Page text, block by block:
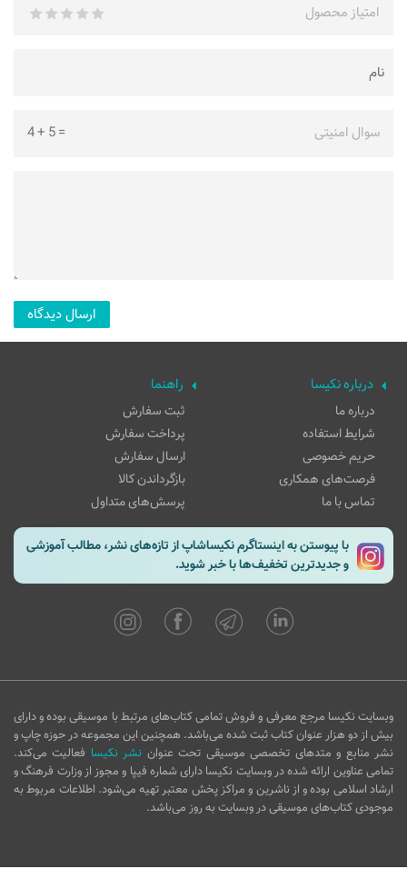
امتیاز محصول
سوال امنیتی =
5
+
4
درباره نکیسا
درباره ما
شرایط استفاده
حریم خصوصی
فرصت‌های همکاری
تماس با ما
راهنما
ثبت سفارش
پرداخت سفارش
ارسال سفارش
بازگرداندن کالا
پرسش‌های متداول
با پیوستن به اینستاگرم نکیساشاپ از تازه‌های نشر، مطالب آموزشی
و جدیدترین تخفیف‌ها با خبر شوید.
وبسایت نکیسا مرجع معرفی و فروش تمامی کتاب‌های مرتبط با موسیقی بوده و دارای
بیش از دو هزار عنوان کتاب ثبت شده می‌باشد. همچنین این مجموعه در حوزه چاپ و
نشر منابع و متدهای تخصصی موسیقی تحت عنوان نشر نکیسا فعالیت می‌کند.
تمامی عناوین ارائه شده در وبسایت نکیسا دارای شماره فیپا و مجوز از وزارت فرهنگ و
ارشاد اسلامی بوده و از ناشرین و مراکز پخش معتبر تهیه می‌شود. اطلاعات مربوط به
موجودی کتاب‌های موسیقی در وبسایت به روز می‌باشد.